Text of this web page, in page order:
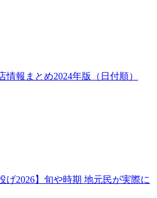
情報まとめ2024年版（日付順）
げ2026】旬や時期 地元民が実際に